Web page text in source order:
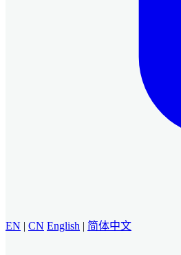
EN | CN English | 简体中文